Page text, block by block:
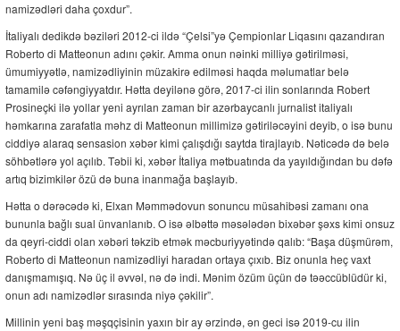
namizədləri daha çoxdur”.
İtaliyalı dedikdə bəziləri 2012-ci ildə “Çelsi”yə Çempionlar Liqasını qazandıran
Roberto di Matteonun adını çəkir. Amma onun nəinki milliyə gətirilməsi,
ümumiyyətlə, namizədliyinin müzakirə edilməsi haqda məlumatlar belə
tamamilə cəfəngiyyatdır. Hətta deyilənə görə, 2017-ci ilin sonlarında Robert
Prosineçki ilə yollar yeni ayrılan zaman bir azərbaycanlı jurnalist italiyalı
həmkarına zarafatla məhz di Matteonun millimizə gətiriləcəyini deyib, o isə bunu
ciddiyə alaraq sensasion xəbər kimi çalışdığı saytda tirajlayıb. Nəticədə də belə
söhbətlərə yol açılıb. Təbii ki, xəbər İtaliya mətbuatında da yayıldığından bu dəfə
artıq bizimkilər özü də buna inanmağa başlayıb.
Hətta o dərəcədə ki, Elxan Məmmədovun sonuncu müsahibəsi zamanı ona
bununla bağlı sual ünvanlanıb. O isə əlbəttə məsələdən bixəbər şəxs kimi onsuz
da qeyri-ciddi olan xəbəri təkzib etmək məcburiyyətində qalıb: “Başa düşmürəm,
Roberto di Matteonun namizədliyi haradan ortaya çıxıb. Biz onunla heç vaxt
danışmamışıq. Nə üç il əvvəl, nə də indi. Mənim özüm üçün də təəccüblüdür ki,
onun adı namizədlər sırasında niyə çəkilir”.
Millinin yeni baş məşqçisinin yaxın bir ay ərzində, ən geci isə 2019-cu ilin